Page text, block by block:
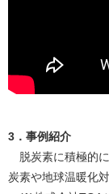
3．事例紹介
脱炭素に積極的
炭素や地球温暖化